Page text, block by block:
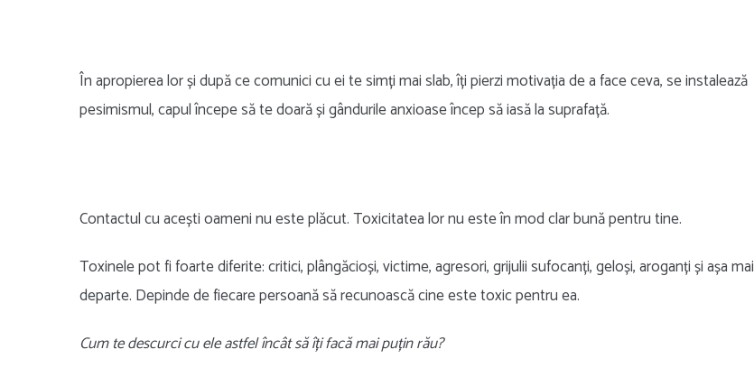
În apropierea lor și după ce comunici cu ei te simți mai slab, îți pierzi motivația de a face ceva, se instalează
pesimismul, capul începe să te doară și gândurile anxioase încep să iasă la suprafață.
Contactul cu acești oameni nu este plăcut. Toxicitatea lor nu este în mod clar bună pentru tine.
Toxinele pot fi foarte diferite: critici, plângăcioși, victime, agresori, grijulii sufocanți, geloși, aroganți și așa mai
departe. Depinde de fiecare persoană să recunoască cine este toxic pentru ea.
Cum te descurci cu ele astfel încât să îți facă mai puțin rău?